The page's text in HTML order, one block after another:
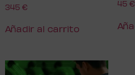
345 €
Añadir al carrito
45 €